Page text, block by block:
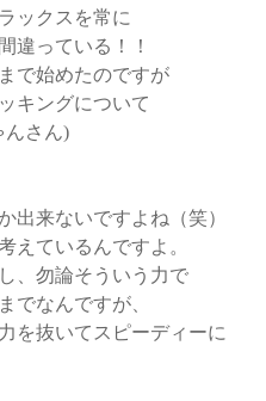
ックスを常に
違っている！！
で始めたのですが
キングについて
んさん)
出来ないですよね（笑）
えているんですよ。
、勿論そういう力で
でなんですが、
を抜いてスピーディーに